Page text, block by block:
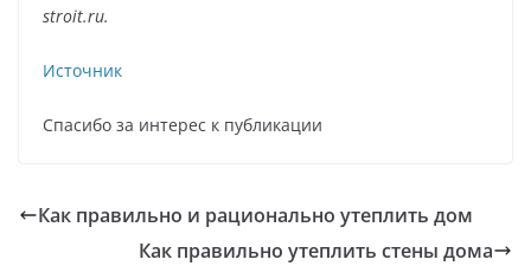
stroit.ru.
Источник
Спасибо за интерес к публикации
Как правильно и рационально утеплить дом
Как правильно утеплить стены дома